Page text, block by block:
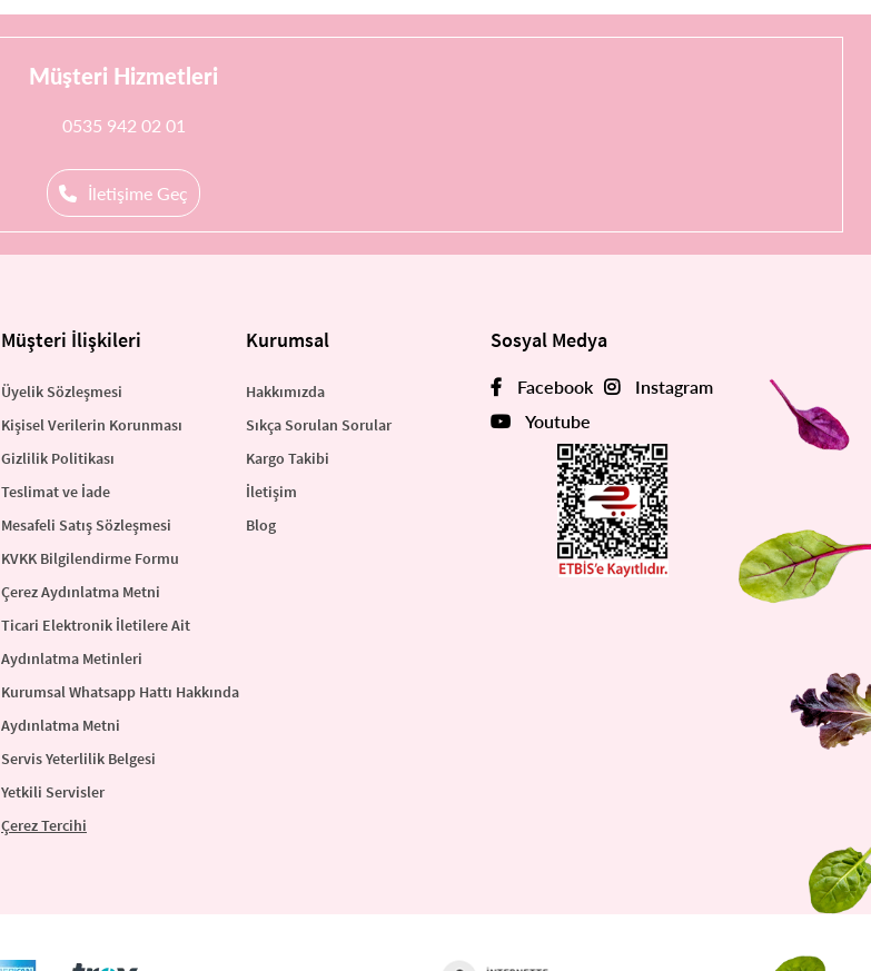
Müşteri Hizmetleri
0535 942 02 01
İletişime Geç
Müşteri İlişkileri
Üyelik Sözleşmesi
Kişisel Verilerin Korunması
Gizlilik Politikası
Teslimat ve İade
Mesafeli Satış Sözleşmesi
KVKK Bilgilendirme Formu
Çerez Aydınlatma Metni
Ticari Elektronik İletilere Ait
Aydınlatma Metinleri
Kurumsal Whatsapp Hattı Hakkında
Aydınlatma Metni
Servis Yeterlilik Belgesi
Yetkili Servisler
Çerez Tercihi
Kurumsal
Hakkımızda
Sıkça Sorulan Sorular
Kargo Takibi
İletişim
Blog
Sosyal Medya
Facebook
Instagram
Youtube